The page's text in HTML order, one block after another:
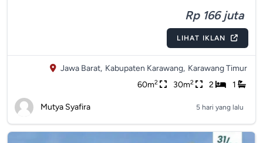
Rp 166 juta
LIHAT IKLAN
Jawa Barat, Kabupaten Karawang, Karawang Timur
60m2 30m2 2 1
Mutya Syafira 5 hari yang lalu